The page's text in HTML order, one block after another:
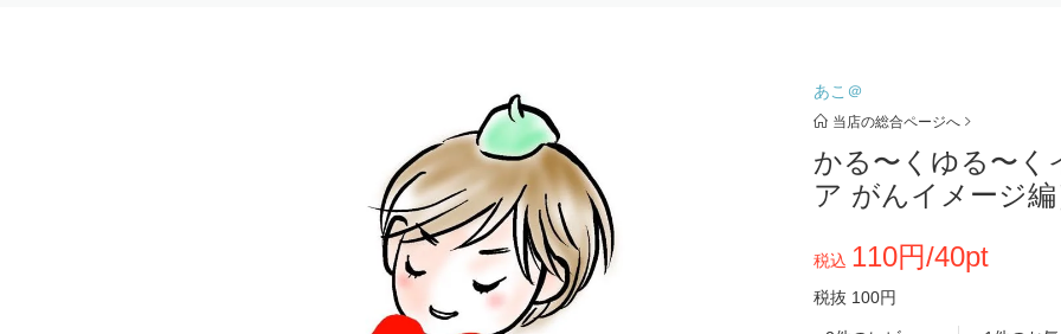
あこ＠
当店の総合ページへ
かる〜くゆる〜く
ア がんイメージ編
税込 110円/40pt
税抜 100円